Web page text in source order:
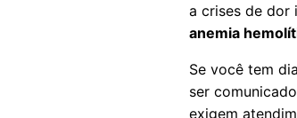
a crises de dor
anemia
Se você tem
ser
exigem